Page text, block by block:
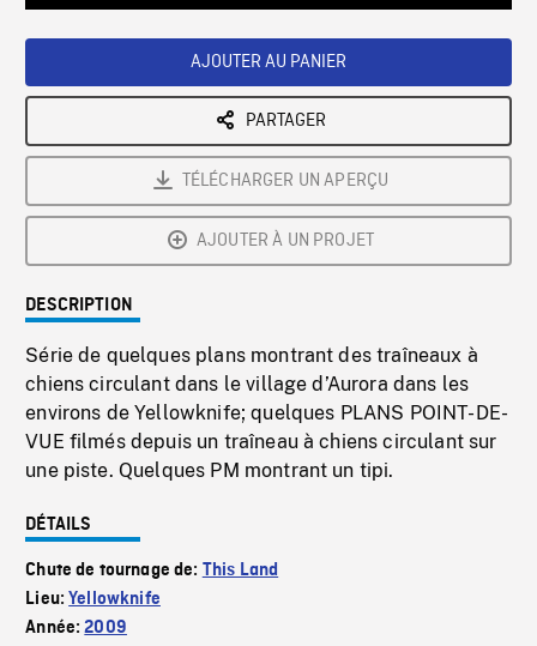
AJOUTER AU PANIER
PARTAGER
TÉLÉCHARGER UN APERÇU
AJOUTER À UN PROJET
DESCRIPTION
Série de quelques plans montrant des traîneaux à
chiens circulant dans le village d’Aurora dans les
environs de Yellowknife; quelques PLANS POINT-DE-
VUE filmés depuis un traîneau à chiens circulant sur
une piste. Quelques PM montrant un tipi.
DÉTAILS
Chute de tournage de: This Land
Lieu:Yellowknife
Année:2009